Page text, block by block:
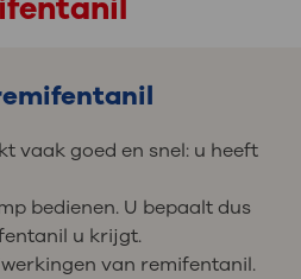
vaak goed en snel: u heeft
bedienen. U bepaalt dus
u krijgt.
van remifentanil.